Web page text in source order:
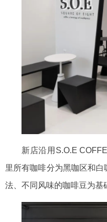
新店沿用 S.O.E
里所有咖啡分为黑咖区和白
法、不同风味的咖啡豆为基